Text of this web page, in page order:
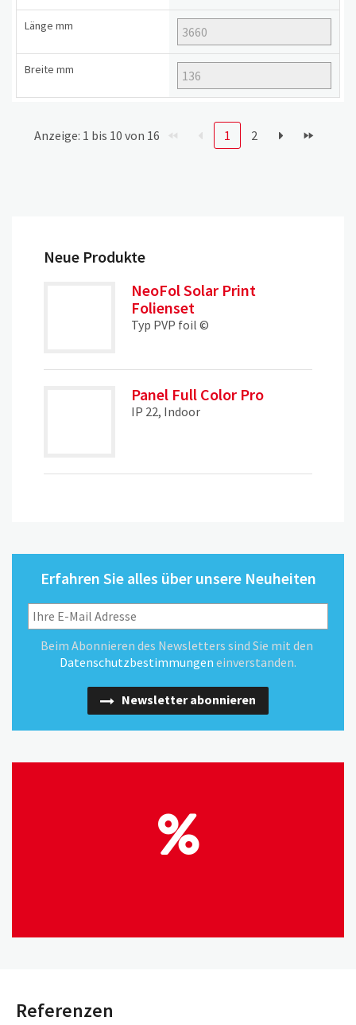
Länge mm
Breite mm
Anzeige: 1 bis 10 von 16 1 2
Neue Produkte
NeoFol Solar Print
Folienset
Typ PVP foil ©
Panel Full Color Pro
IP 22, Indoor
Erfahren Sie alles über unsere Neuheiten
Beim Abonnieren des Newsletters sind Sie mit den
Datenschutzbestimmungen einverstanden.
Newsletter abonnieren
Referenzen